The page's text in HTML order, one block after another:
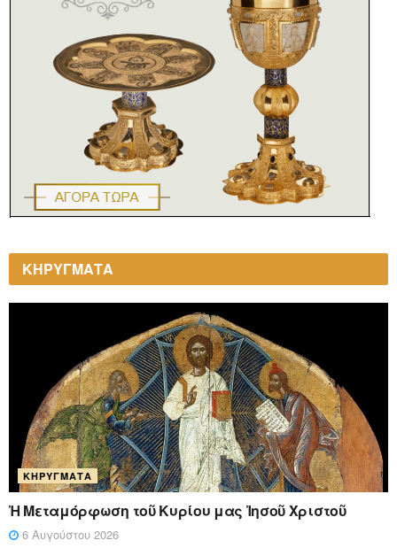
ΚΗΡΥΓΜΑΤΑ
ΚΗΡΎΓΜΑΤΑ
Ἡ Μεταμόρφωση τοῦ Κυρίου μας Ἰησοῦ Χριστοῦ
6 Αυγούστου 2026